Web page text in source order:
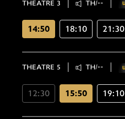
THEATRE 3 TH/--
14:50 18:10 21:30
THEATRE 5 TH/--
12:30 15:50 19:10